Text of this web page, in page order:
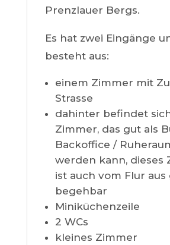
Prenzlauer Bergs.
Es hat zwei Eingänge
besteht aus:
einem Zimmer mit
Strasse
dahinter befindet
Zimmer, das gut als
Backoffice /
werden kann, dieses
ist auch vom Flur
begehbar
Miniküchenzeile
2 WCs
kleines Zimmer